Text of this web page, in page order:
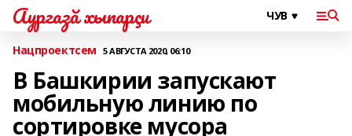
Аургазă хыпарçи
Нацпроектсем 5 АВГУСТА 2020, 06:10
В Башкирии запускают
мобильную линию по
сортировке мусора